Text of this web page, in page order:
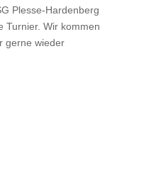
Plesse-Hardenberg
Turnier. Wir kommen
gerne wieder